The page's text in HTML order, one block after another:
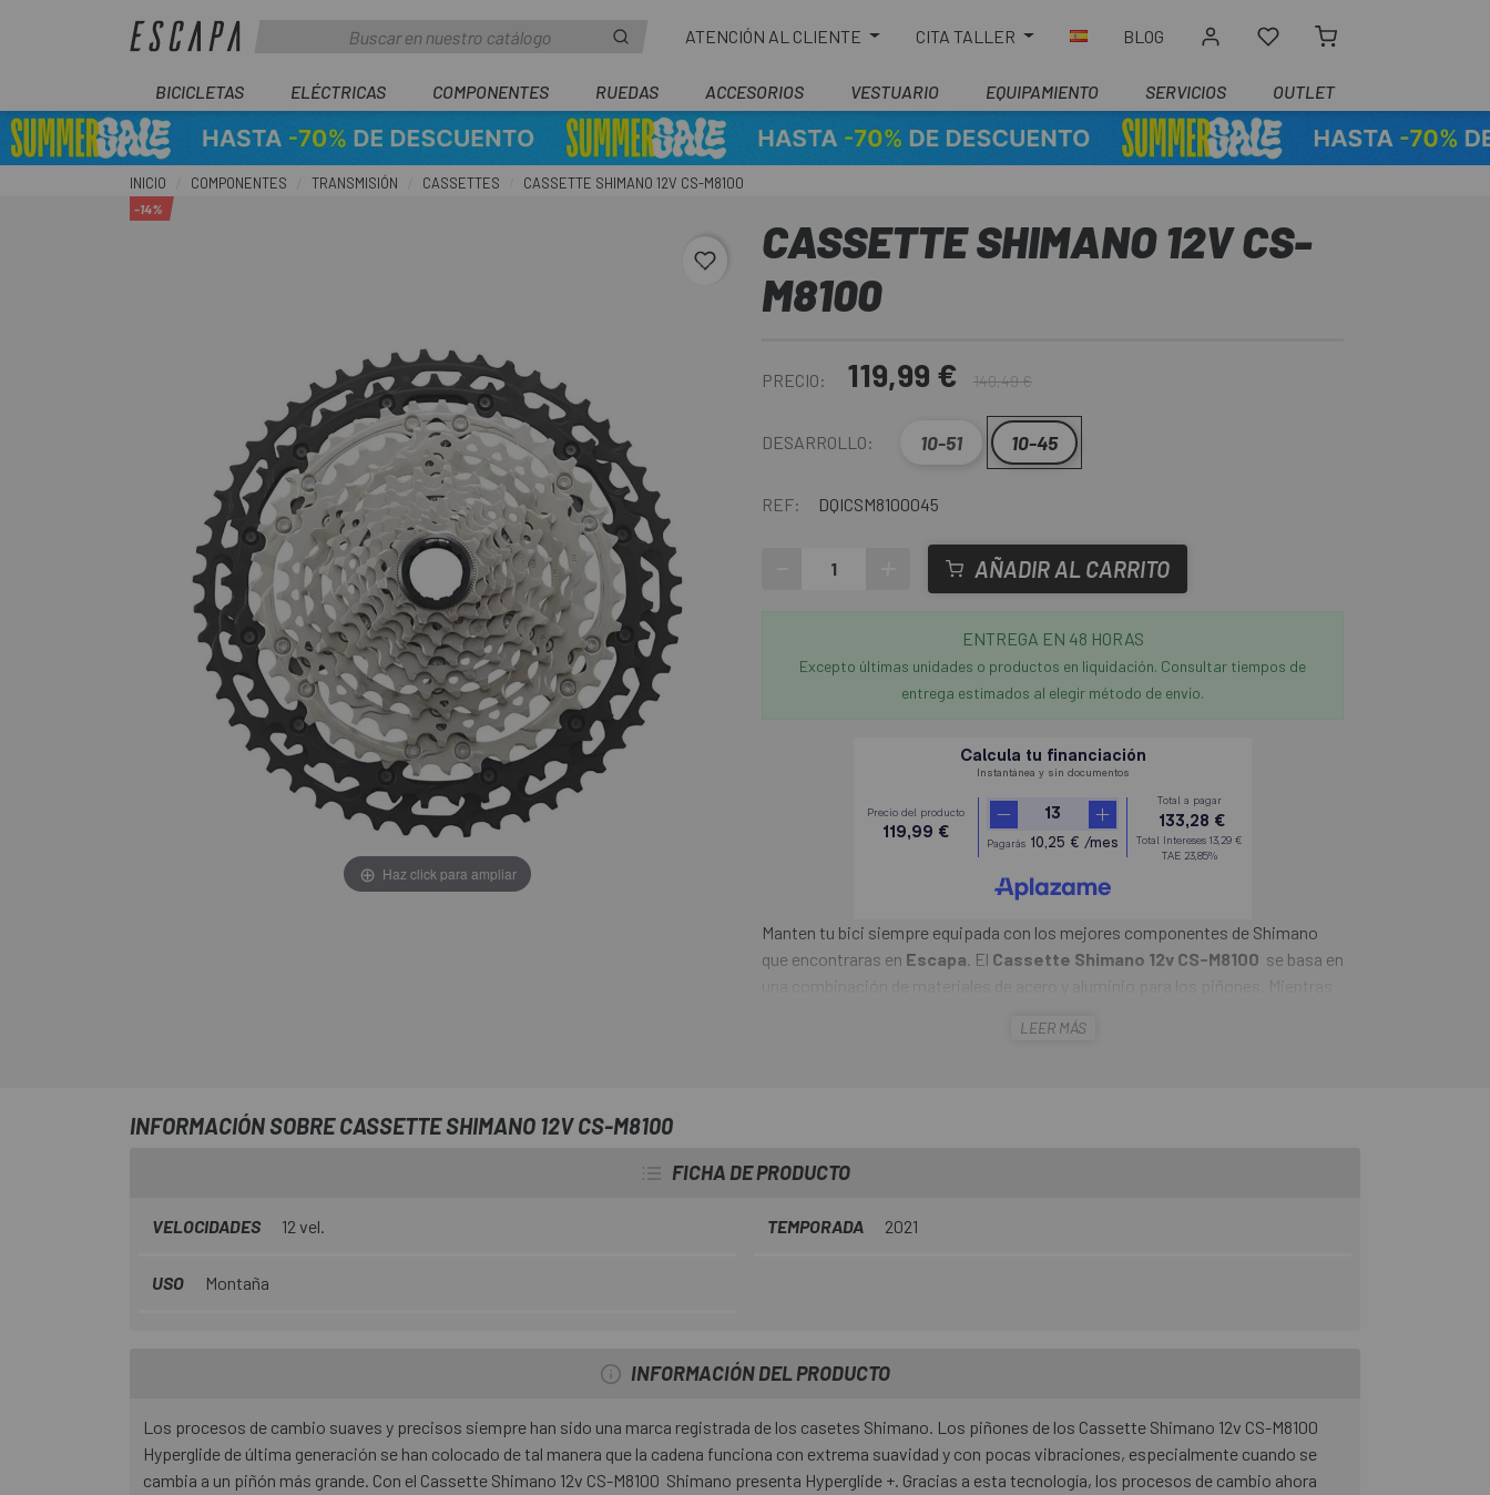
ATENCIÓN AL CLIENTE CITA TALLER BLOG
BICICLETAS ELÉCTRICAS COMPONENTES RUEDAS ACCESORIOS VESTUARIO EQUIPAMIENTO SERVICIOS OUTLET
INICIO COMPONENTES TRANSMISIÓN CASSETTES CASSETTE SHIMANO 12V CS-M8100
favorite_border
-14%
Haz click para ampliar
CASSETTE SHIMANO 12V CS-
M8100
PRECIO: 119,99 € 140,49 €
DESARROLLO: 10-51 10-45
REF: DQICSM8100045
AÑADIR AL CARRITO
ENTREGA EN 48 HORAS
Excepto últimas unidades o productos en liquidación. Consultar tiempos de
entrega estimados al elegir método de envío.
Manten tu bici siempre equipada con los mejores componentes de Shimano
que encontraras en Escapa. El Cassette Shimano 12v CS-M8100 se basa en
una combinación de materiales de acero y aluminio para los piñones. Mientras
carga más alta están hechas de acero, las dos ruedas dentadas grandes están
LEER MÁS
INFORMACIÓN SOBRE CASSETTE SHIMANO 12V CS-M8100
FICHA DE PRODUCTO
VELOCIDADES 12 vel. TEMPORADA 2021
USO Montaña
INFORMACIÓN DEL PRODUCTO
Los procesos de cambio suaves y precisos siempre han sido una marca registrada de los casetes Shimano. Los piñones de los Cassette Shimano 12v CS-M8100
Hyperglide de última generación se han colocado de tal manera que la cadena funciona con extrema suavidad y con pocas vibraciones, especialmente cuando se
cambia a un piñón más grande. Con el Cassette Shimano 12v CS-M8100 Shimano presenta Hyperglide +. Gracias a esta tecnología, los procesos de cambio ahora